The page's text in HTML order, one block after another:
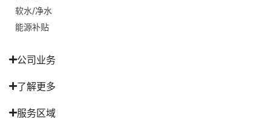
软水/净水
能源补贴
公司业务
了解更多
服务区域